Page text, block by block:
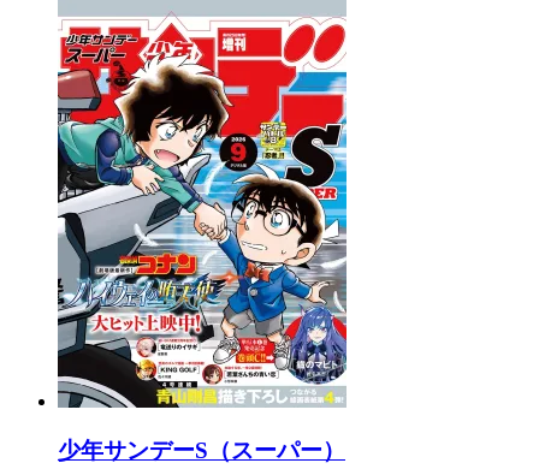
少年サンデーS（スーパー）